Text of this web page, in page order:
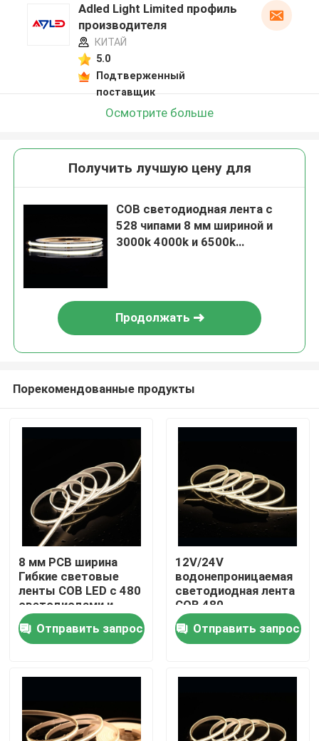
Дом
Видео
Adled Light Limited профиль
производителя
КИТАЙ
5.0
Подтверженный
поставщик
Осмотрите больше
Получить лучшую цену для
COB светодиодная лента с
528 чипами 8 мм шириной и
3000k 4000k и 6500k
Продолжать
Порекомендованные продукты
8 мм PCB ширина
Гибкие световые
ленты COB LED с 480
светодиодами и
сертификацией CE
RoHS UL
Отправить запрос
12V/24V
водонепроницаемая
светодиодная лента
COB 480
светодиодов / м
Идеально подходит
для требовательных
Отправить запрос